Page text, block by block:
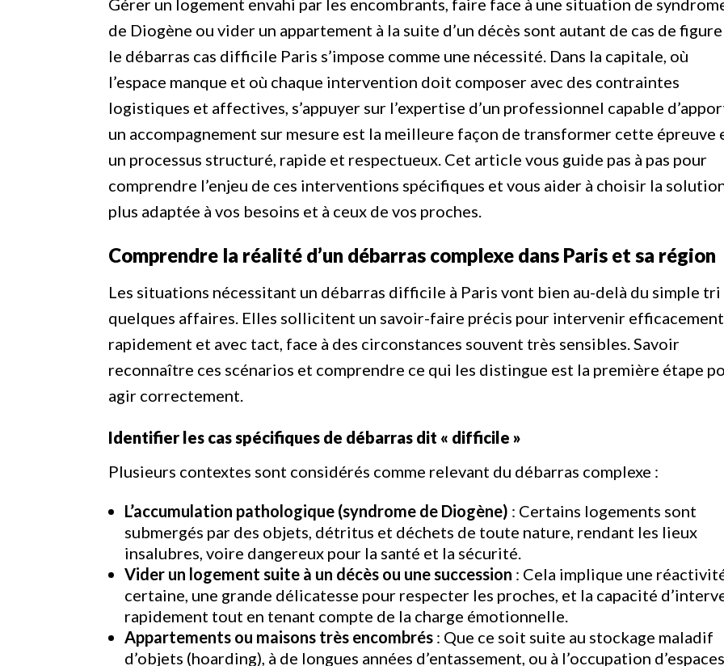
Gérer un logement envahi par les encombrants, faire face à une situation de
de Diogène ou vider un appartement à la suite d’un décès sont autant de cas de
le débarras cas difficile Paris s’impose comme une nécessité. Dans la capitale, où
l’espace manque et où chaque intervention doit composer avec des contraintes
logistiques et affectives, s’appuyer sur l’expertise d’un professionnel capable
un accompagnement sur mesure est la meilleure façon de transformer cette épreuve
un processus structuré, rapide et respectueux. Cet article vous guide pas à pas pour
comprendre l’enjeu de ces interventions spécifiques et vous aider à choisir la
plus adaptée à vos besoins et à ceux de vos proches.
Comprendre la réalité d’un débarras complexe dans Paris et sa région
Les situations nécessitant un débarras difficile à Paris vont bien au-delà du simple tri
quelques affaires. Elles sollicitent un savoir-faire précis pour intervenir
rapidement et avec tact, face à des circonstances souvent très sensibles. Savoir
reconnaître ces scénarios et comprendre ce qui les distingue est la première étape
agir correctement.
Identifier les cas spécifiques de débarras dit « difficile »
Plusieurs contextes sont considérés comme relevant du débarras complexe :
L’accumulation pathologique (syndrome de Diogène) : Certains logements sont
submergés par des objets, détritus et déchets de toute nature, rendant les lieux
insalubres, voire dangereux pour la santé et la sécurité.
Vider un logement suite à un décès ou une succession : Cela implique une
certaine, une grande délicatesse pour respecter les proches, et la capacité
rapidement tout en tenant compte de la charge émotionnelle.
Appartements ou maisons très encombrés : Que ce soit suite au stockage maladif
d’objets (hoarding), à de longues années d’entassement, ou à l’occupation d’espaces